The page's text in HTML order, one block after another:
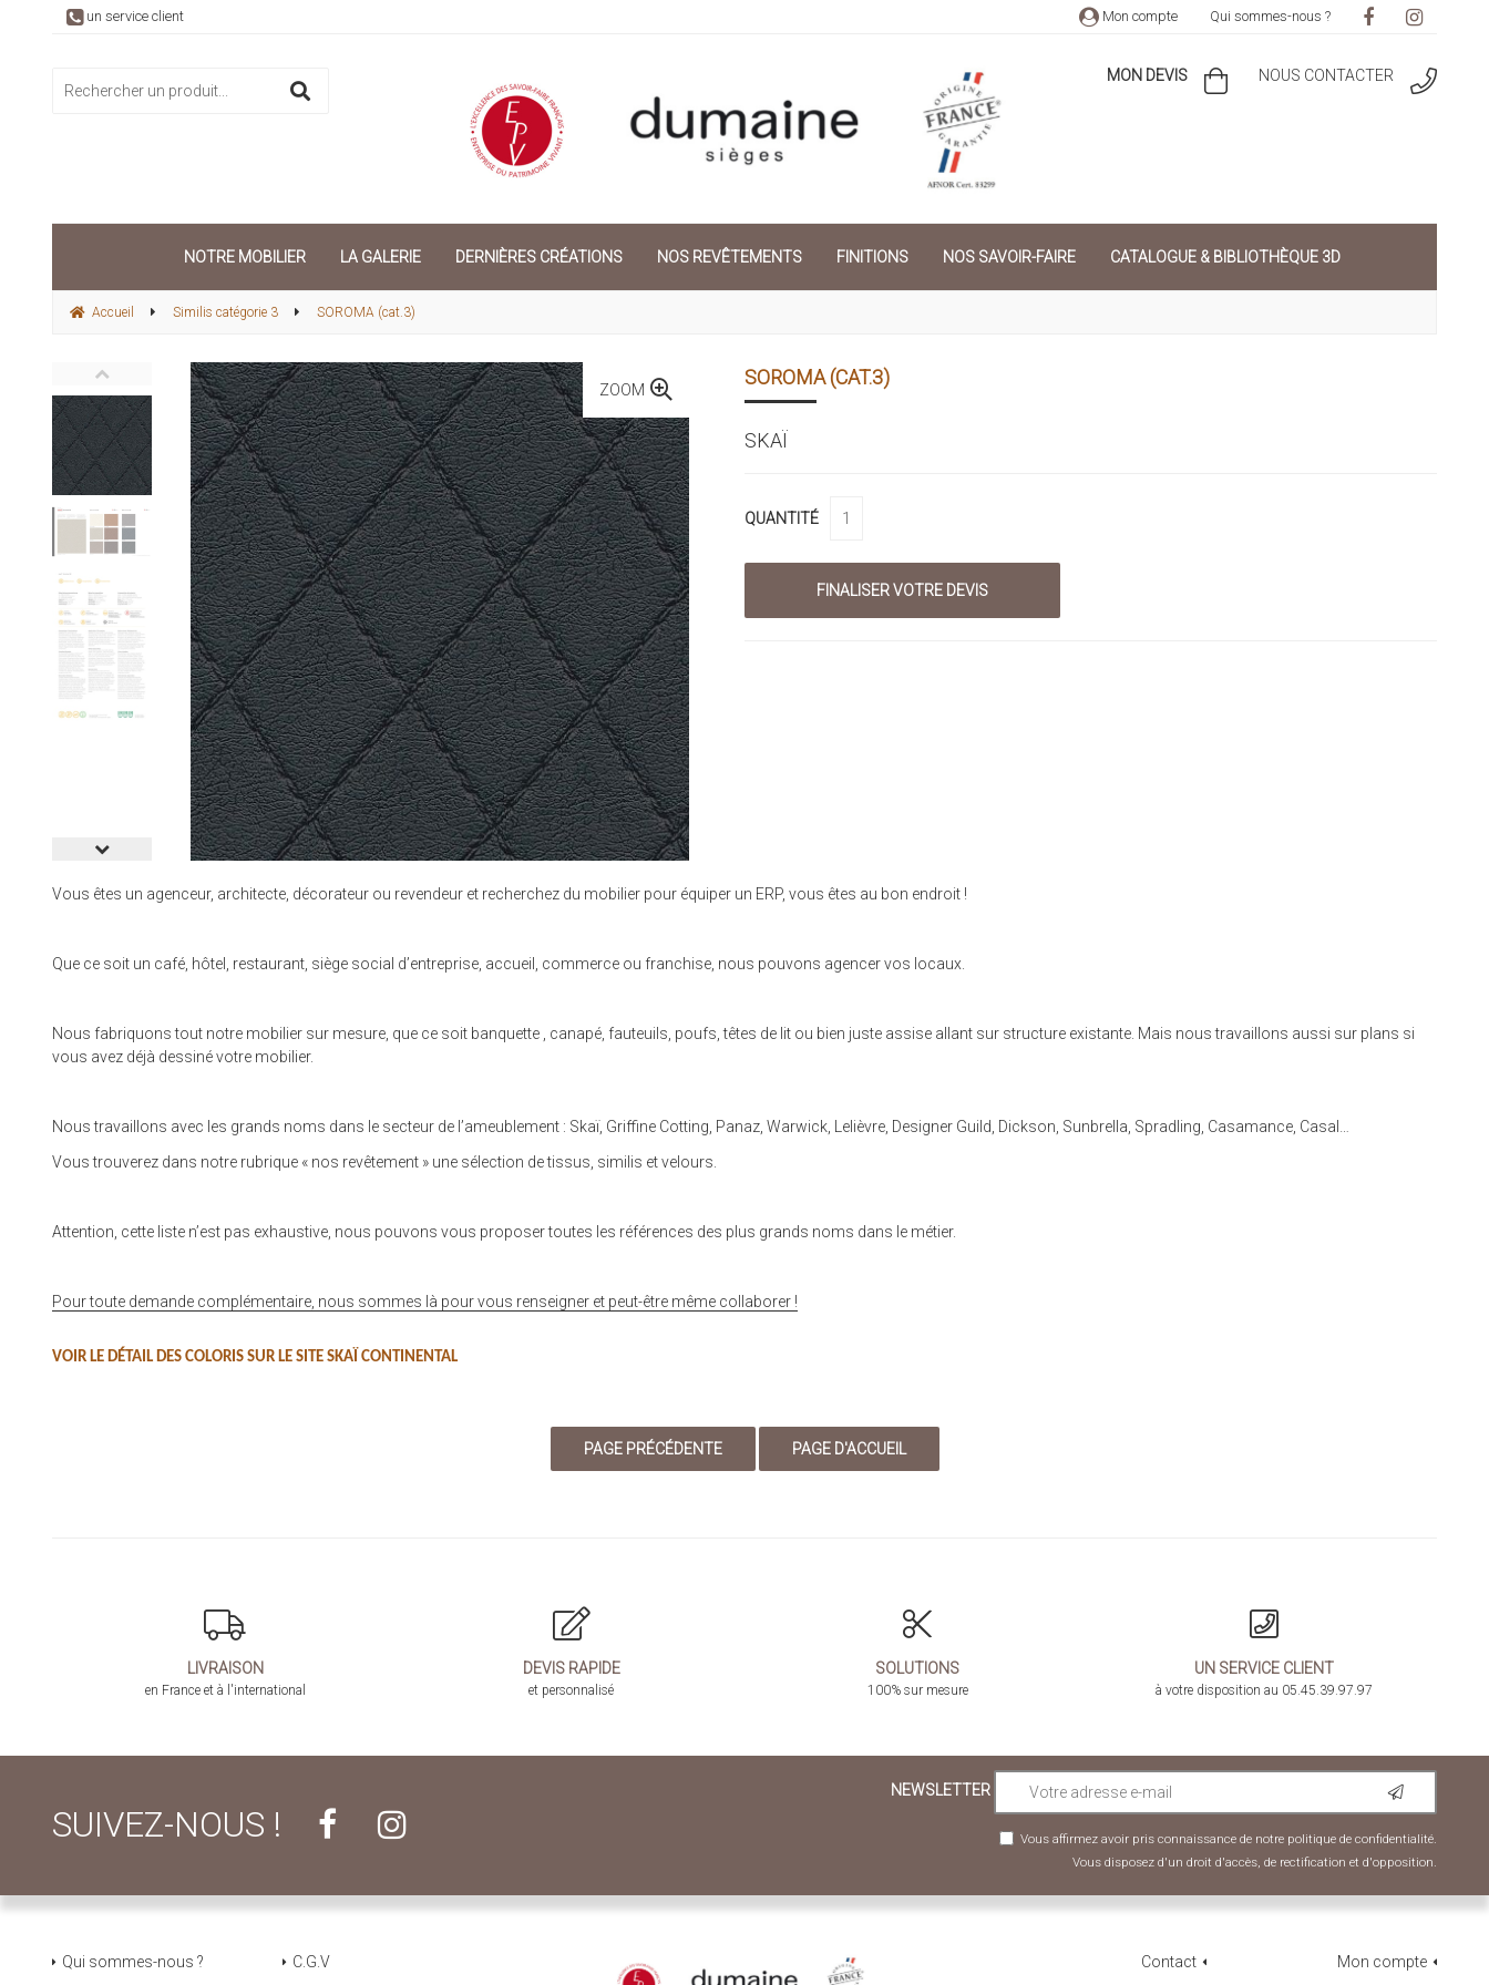
MON DEVIS NOUS CONTACTER
NOTRE MOBILIER LA GALERIE DERNIÈRES CRÉATIONS NOS REVÊTEMENTS FINITIONS NOS SAVOIR-FAIRE CATALOGUE & BIBLIOTHÈQUE 3D
Accueil Similis catégorie 3 SOROMA (cat.3)
ZOOM
SOROMA (CAT.3)
SKAÏ
QUANTITÉ
Vous êtes un agenceur, architecte, décorateur ou revendeur et recherchez du mobilier pour équiper un ERP, vous êtes au bon endroit !
Que ce soit un café, hôtel, restaurant, siège social d’entreprise, accueil, commerce ou franchise, nous pouvons agencer vos locaux.
Nous fabriquons tout notre mobilier sur mesure, que ce soit banquette , canapé, fauteuils, poufs, têtes de lit ou bien juste assise allant sur structure existante. Mais nous travaillons aussi sur plans si
vous avez déjà dessiné votre mobilier.
Nous travaillons avec les grands noms dans le secteur de l’ameublement : Skaï, Griffine Cotting, Panaz, Warwick, Lelièvre, Designer Guild, Dickson, Sunbrella, Spradling, Casamance, Casal…
Vous trouverez dans notre rubrique « nos revêtement » une sélection de tissus, similis et velours.
Attention, cette liste n’est pas exhaustive, nous pouvons vous proposer toutes les références des plus grands noms dans le métier.
Pour toute demande complémentaire, nous sommes là pour vous renseigner et peut-être même collaborer !
VOIR LE DÉTAIL DES COLORIS SUR LE SITE SKAÏ CONTINENTAL
Mon compte Qui sommes-nous ?
un service client
LIVRAISON
en France et à l'international
DEVIS RAPIDE
et personnalisé
SOLUTIONS
100% sur mesure
UN SERVICE CLIENT
à votre disposition au 05.45.39.97.97
SUIVEZ-NOUS !
NEWSLETTER
Vous affirmez avoir pris connaissance de notre politique de confidentialité
Vous disposez d'un droit d'accès, de rectification et d'opposition.
Qui sommes-nous ? C.G.V Contact Mon compte